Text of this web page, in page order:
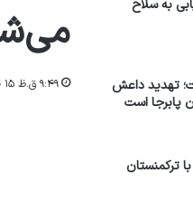
۹:۴۹ ق.ظ ۱۵ قوس ۱۳۹۶
به سلاح
تهدید داعش
پابرجا است
ترکمنستان